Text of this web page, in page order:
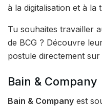
à la digitalisation et à la
Tu souhaites travailler
de BCG ? Découvre
postule directement
Bain & Company
Bain & Company est